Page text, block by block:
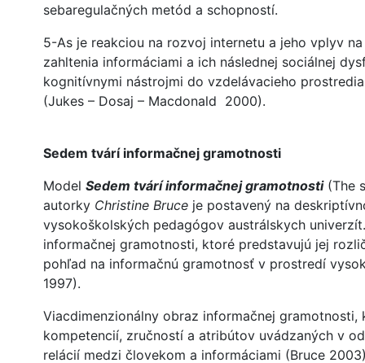
sebaregulačných metód a schopností.
5-As je reakciou na rozvoj internetu a jeho vplyv
zahltenia informáciami a ich následnej sociálnej
kognitívnymi nástrojmi do vzdelávacieho
(Jukes – Dosaj – Macdonald 2000).
Sedem tvárí informačnej gramotnosti
Model Sedem tvárí informačnej gramotnosti(The
autorky Christine Bruce je postavený na
vysokoškolských pedagógov austrálskych
informačnej gramotnosti, ktoré predstavujú jej
pohľad na informačnú gramotnosť v prostredí
1997).
Viacdimenzionálny obraz informačnej
kompetencií, zručností a atribútov uvádzaných v
relácií medzi človekom a informáciami (Bruce